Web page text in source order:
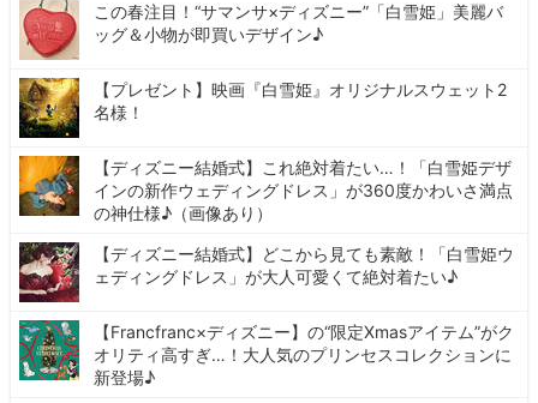
この春注目！“サマンサ×ディズニー”「白雪姫」美麗バ
ッグ＆小物が即買いデザイン♪
【プレゼント】映画『白雪姫』オリジナルスウェット2
名様！
【ディズニー結婚式】これ絶対着たい…！「白雪姫デザ
インの新作ウェディングドレス」が360度かわいさ満点
の神仕様♪（画像あり）
【ディズニー結婚式】どこから見ても素敵！「白雪姫ウ
ェディングドレス」が大人可愛くて絶対着たい♪
【Francfranc×ディズニー】の“限定Xmasアイテム”がク
オリティ高すぎ…！大人気のプリンセスコレクションに
新登場♪